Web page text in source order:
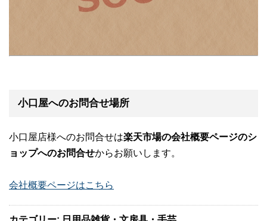
小口屋へのお問合せ場所
小口屋店様へのお問合せは楽天市場の会社概要ページのシ
ョップへのお問合せからお願いします。
会社概要ページはこちら